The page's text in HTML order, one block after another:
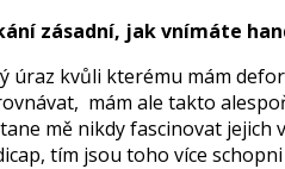
zásadní, jak vnímáte
úraz kvůli kterému mám
mám ale takto
mě nikdy fascinovat
tím jsou toho více